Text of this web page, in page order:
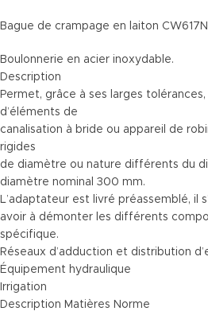
Bague de crampage en laiton
Boulonnerie en acier inoxydable.
Description
Permet, grâce à ses larges
d’éléments de
canalisation à bride ou appareil de
rigides
de diamètre ou nature différents du
diamètre nominal 300 mm.
L’adaptateur est livré préassemblé, il
avoir à démonter les différents
spécifique.
Réseaux d’adduction et distribution
Équipement hydraulique
Irrigation
Description Matières Norme